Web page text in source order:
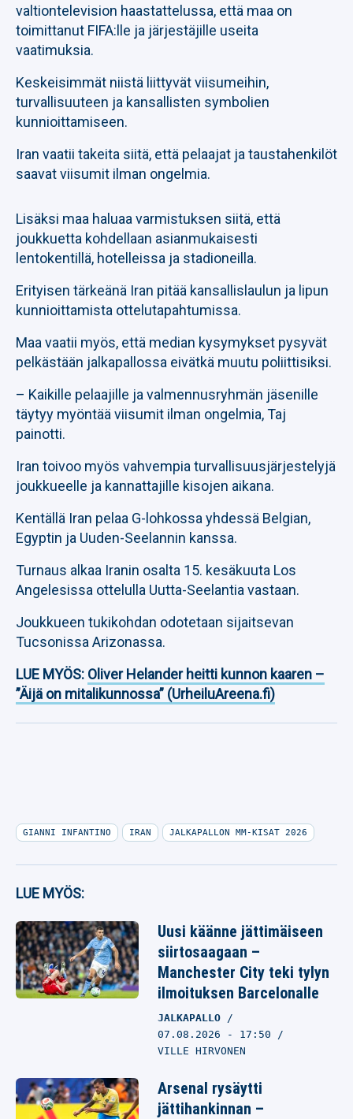
valtiontelevision haastattelussa, että maa on
toimittanut FIFA:lle ja järjestäjille useita
vaatimuksia.
Keskeisimmät niistä liittyvät viisumeihin,
turvallisuuteen ja kansallisten symbolien
kunnioittamiseen.
Iran vaatii takeita siitä, että pelaajat ja taustahenkilöt
saavat viisumit ilman ongelmia.
Lisäksi maa haluaa varmistuksen siitä, että
joukkuetta kohdellaan asianmukaisesti
lentokentillä, hotelleissa ja stadioneilla.
Erityisen tärkeänä Iran pitää kansallislaulun ja lipun
kunnioittamista ottelutapahtumissa.
Maa vaatii myös, että median kysymykset pysyvät
pelkästään jalkapallossa eivätkä muutu poliittisiksi.
– Kaikille pelaajille ja valmennusryhmän jäsenille
täytyy myöntää viisumit ilman ongelmia, Taj
painotti.
Iran toivoo myös vahvempia turvallisuusjärjestelyjä
joukkueelle ja kannattajille kisojen aikana.
Kentällä Iran pelaa G-lohkossa yhdessä Belgian,
Egyptin ja Uuden-Seelannin kanssa.
Turnaus alkaa Iranin osalta 15. kesäkuuta Los
Angelesissa ottelulla Uutta-Seelantia vastaan.
Joukkueen tukikohdan odotetaan sijaitsevan
Tucsonissa Arizonassa.
LUE MYÖS: Oliver Helander heitti kunnon kaaren –
”Äijä on mitalikunnossa” (UrheiluAreena.fi)
GIANNI INFANTINO IRAN JALKAPALLON MM-KISAT 2026
LUE MYÖS:
Uusi käänne jättimäiseen
siirtosaagaan –
Manchester City teki tylyn
ilmoituksen Barcelonalle
JALKAPALLO
07.08.2026 - 17:50
VILLE HIRVONEN
Arsenal rysäytti
jättihankinnan –